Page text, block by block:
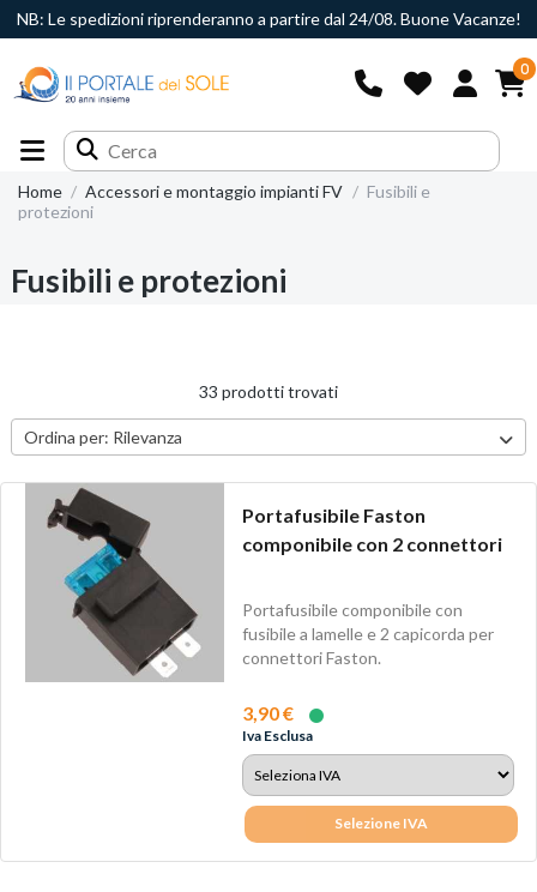
NB: Le spedizioni riprenderanno a partire dal 24/08. Buone Vacanze!
0
Home Accessori e montaggio impianti FV
Fusibili e
protezioni
Fusibili e protezioni
33 prodotti trovati
Ordina per: Rilevanza
Portafusibile Faston
componibile con 2 connettori
Portafusibile componibile con
fusibile a lamelle e 2 capicorda per
connettori Faston.
3,90 €
Iva Esclusa
Selezione IVA